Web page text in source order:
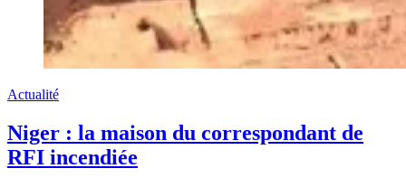
Actualité
Niger : la maison du correspondant de
RFI incendiée